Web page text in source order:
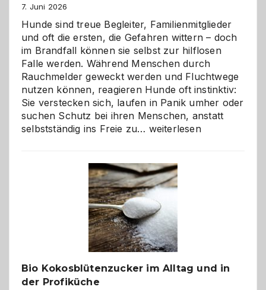
7. Juni 2026
Hunde sind treue Begleiter, Familienmitglieder
und oft die ersten, die Gefahren wittern – doch
im Brandfall können sie selbst zur hilflosen
Falle werden. Während Menschen durch
Rauchmelder geweckt werden und Fluchtwege
nutzen können, reagieren Hunde oft instinktiv:
Sie verstecken sich, laufen in Panik umher oder
suchen Schutz bei ihren Menschen, anstatt
selbstständig ins Freie zu… Wenn
Freund
in
Gefahr
ist:
Brandschutz
für
Hunde
eigenen
weiterlesen
Bio Kokosblütenzucker im Alltag und in
der Profiküche